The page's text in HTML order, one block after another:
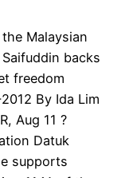
Malaysian
backs
freedom
By Ida Lim
Aug 11 ?
Datuk
supports